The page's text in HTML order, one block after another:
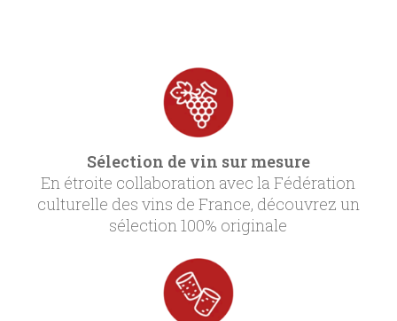
Sélection de vin sur mesure
En étroite collaboration avec la Fédération
culturelle des vins de France, découvrez un
sélection 100% originale